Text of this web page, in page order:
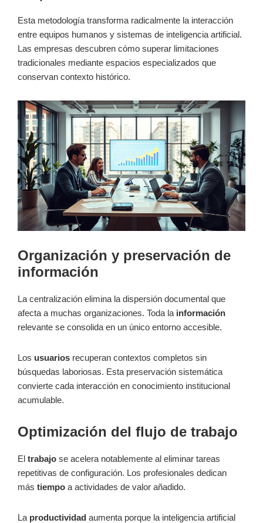
Esta metodología transforma radicalmente la interacción
entre equipos humanos y sistemas de inteligencia artificial.
Las empresas descubren cómo superar limitaciones
tradicionales mediante espacios especializados que
conservan contexto histórico.
Organización y preservación de
información
La centralización elimina la dispersión documental que
afecta a muchas organizaciones. Toda la información
relevante se consolida en un único entorno accesible.
Los usuarios recuperan contextos completos sin
búsquedas laboriosas. Esta preservación sistemática
convierte cada interacción en conocimiento institucional
acumulable.
Optimización del flujo de trabajo
El trabajo se acelera notablemente al eliminar tareas
repetitivas de configuración. Los profesionales dedican
más tiempo a actividades de valor añadido.
La productividad aumenta porque la inteligencia artificial